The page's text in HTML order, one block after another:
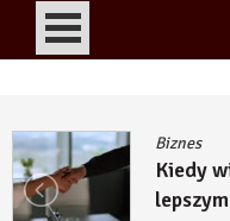
jest
niż od razu